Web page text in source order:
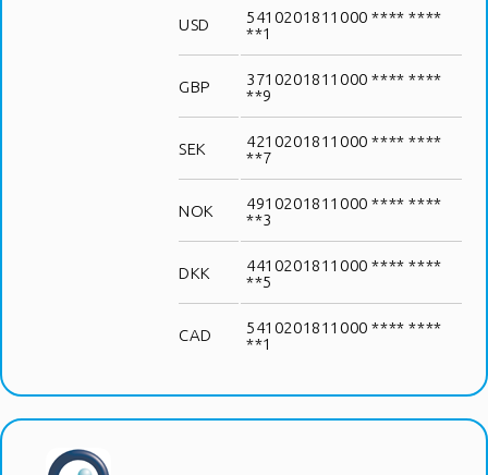
USD
5410201811000 **** ****
**1
GBP
3710201811000 **** ****
**9
SEK
4210201811000 **** ****
**7
NOK
4910201811000 **** ****
**3
DKK
4410201811000 **** ****
**5
CAD
5410201811000 **** ****
**1